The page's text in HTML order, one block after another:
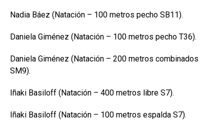
Nadia Báez (Natación – 100 metros pecho SB11).
Daniela Giménez (Natación – 100 metros pecho T36).
Daniela Giménez (Natación – 200 metros combinados
SM9).
Iñaki Basiloff (Natación – 400 metros libre S7).
Iñaki Basiloff (Natación – 100 metros espalda S7).